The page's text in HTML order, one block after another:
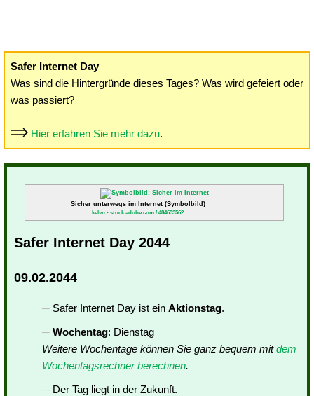
Safer Internet Day
Was sind die Hintergründe dieses Tages? Was wird gefeiert oder
was passiert?
Hier erfahren Sie mehr dazu.
Sicher unterwegs im Internet (Symbolbild)
kelvn - stock.adobe.com / 484633562
Safer Internet Day 2044
09.02.2044
Safer Internet Day ist ein Aktionstag.
Wochentag: Dienstag
Weitere Wochentage können Sie ganz bequem mitdem
Wochentagsrechner berechnen.
Der Tag liegt in der Zukunft.